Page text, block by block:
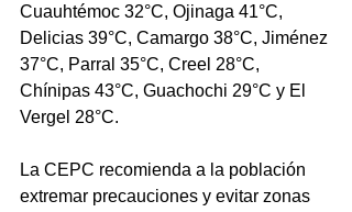
Cuauhtémoc 32°C, Ojinaga 41°C,
Delicias 39°C, Camargo 38°C, Jiménez
37°C, Parral 35°C, Creel 28°C,
Chínipas 43°C, Guachochi 29°C y El
Vergel 28°C.
La CEPC recomienda a la población
extremar precauciones y evitar zonas